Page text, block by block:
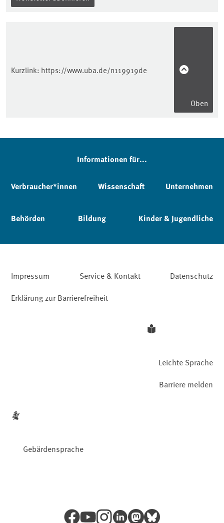
Kurzlink: https://www.uba.de/n119919de
Oben
Informationen für...
Verbraucher*innen Wissenschaft Unternehmen
Behörden Bildung Kinder & Jugendliche
Impressum Service & Kontakt
Datenschutz
Erklärung zur Barrierefreiheit
Leichte Sprache
Gebärdensprache
Barriere melden